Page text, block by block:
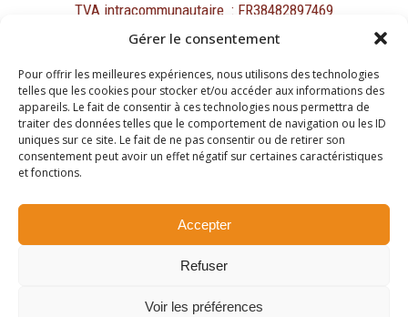
Gérer le consentement
Pour offrir les meilleures expériences, nous utilisons des technologies
telles que les cookies pour stocker et/ou accéder aux informations des
appareils. Le fait de consentir à ces technologies nous permettra de
traiter des données telles que le comportement de navigation ou les ID
uniques sur ce site. Le fait de ne pas consentir ou de retirer son
consentement peut avoir un effet négatif sur certaines caractéristiques
et fonctions.
Accepter
Refuser
Voir les préférences
TVA intracommunautaire : FR38482897469
Mentions légales
Protection des données personnelles et cookies
Site réalisé par
Passing Communication